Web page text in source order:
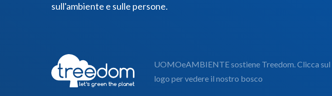
sull'ambiente e sulle persone.
UOMOeAMBIENTE sostiene Treedom. Clicca sul
logo per vedere il nostro bosco